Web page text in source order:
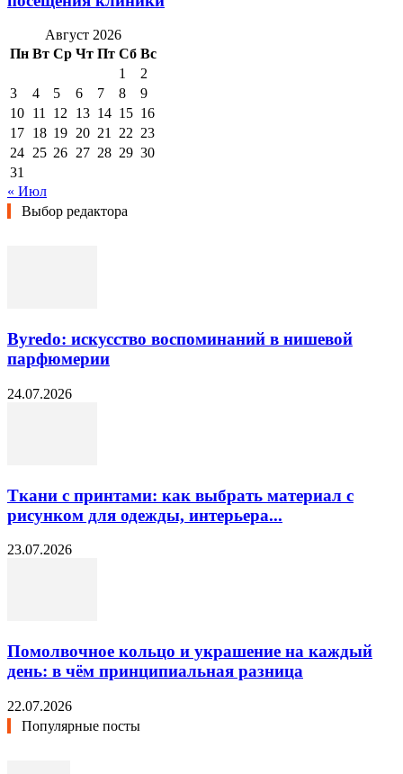
Август 2026
Пн Вт Ср Чт Пт Сб Вс
1
2
3
4 5 6 7 8
9
10 11 12 13 14 15 16
17 18 19 20 21 22 23
24 25 26 27 28 29 30
31
« Июл
Выбор редактора
Byredo: искусство воспоминаний в нишевой
парфюмерии
24.07.2026
Ткани с принтами: как выбрать материал с
рисунком для одежды, интерьера...
23.07.2026
Помолвочное кольцо и украшение на каждый
день: в чём принципиальная разница
22.07.2026
Популярные посты